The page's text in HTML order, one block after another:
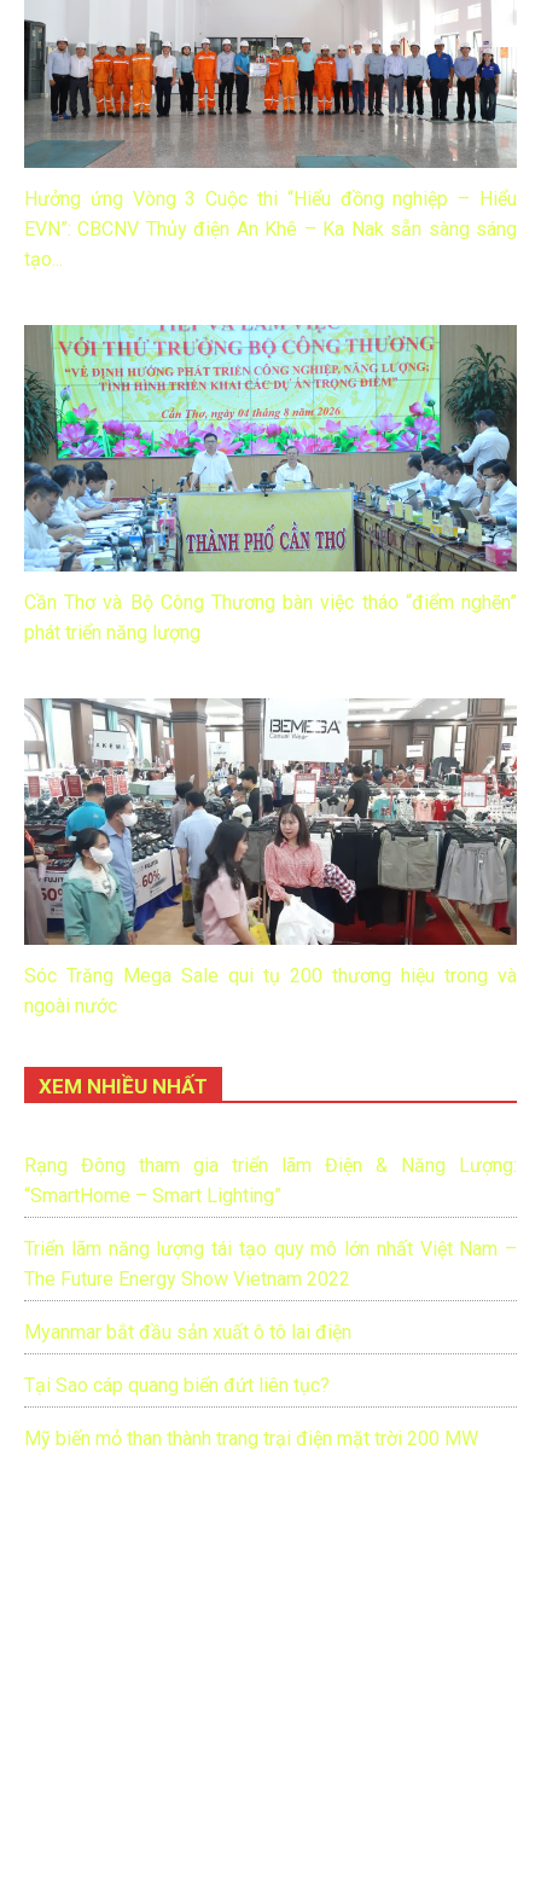
Hưởng ứng Vòng 3 Cuộc thi “Hiểu đồng nghiệp – Hiểu
EVN”: CBCNV Thủy điện An Khê – Ka Nak sẵn sàng sáng
tạo...
Cần Thơ và Bộ Công Thương bàn việc tháo “điểm nghẽn”
phát triển năng lượng
Sóc Trăng Mega Sale qui tụ 200 thương hiệu trong và
ngoài nước
XEM NHIỀU NHẤT
Rạng Đông tham gia triển lãm Điện & Năng Lượng:
“SmartHome – Smart Lighting”
Triển lãm năng lượng tái tạo quy mô lớn nhất Việt Nam –
The Future Energy Show Vietnam 2022
Myanmar bắt đầu sản xuất ô tô lai điện
Tại Sao cáp quang biển đứt liên tục?
Mỹ biến mỏ than thành trang trại điện mặt trời 200 MW